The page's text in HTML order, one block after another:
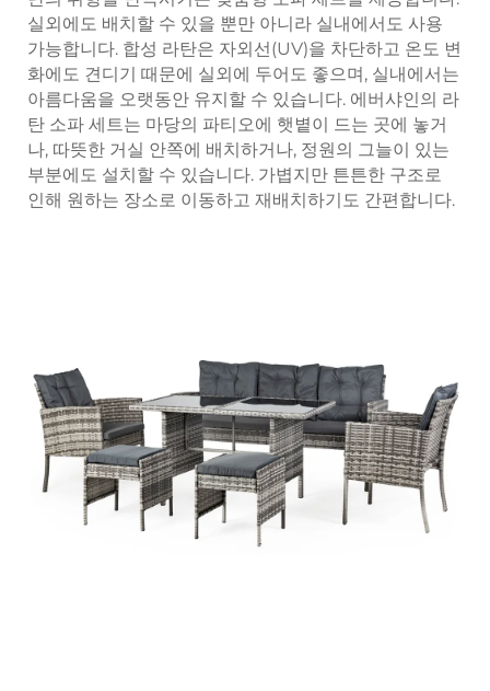
실외에도 배치할 수 있을 뿐만 아니라 실내에서도 사용
가능합니다. 합성 라탄은 자외선(UV)을 차단하고 온도 변
화에도 견디기 때문에 실외에 두어도 좋으며, 실내에서는
아름다움을 오랫동안 유지할 수 있습니다. 에버샤인의 라
탄 소파 세트는 마당의 파티오에 햇볕이 드는 곳에 놓거
나, 따뜻한 거실 안쪽에 배치하거나, 정원의 그늘이 있는
부분에도 설치할 수 있습니다. 가볍지만 튼튼한 구조로
인해 원하는 장소로 이동하고 재배치하기도 간편합니다.